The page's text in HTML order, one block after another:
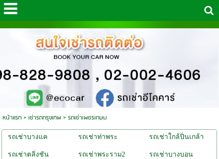
หน้าแรก> เช่ารถกรุงเทพ> รถเช่าเพชรเกษม
รถเช่าบางแค รถเช่าท่าพระ รถเช่าใกล้ปิ่นเกล้า
รถเช่าตลิ่งชัน รถเช่าพระราม2 รถเช่าบางบอน